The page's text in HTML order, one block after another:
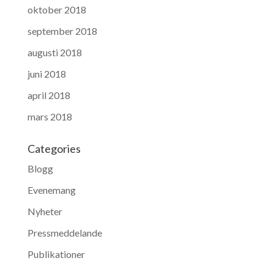
oktober 2018
september 2018
augusti 2018
juni 2018
april 2018
mars 2018
Categories
Blogg
Evenemang
Nyheter
Pressmeddelande
Publikationer